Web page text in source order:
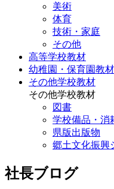
美術
体育
技術・家庭
その他
高等学校教材
幼稚園・保育園教材
その他学校教材
その他学校教材
図書
学校備品・消
県版出版物
郷土文化振興
社長ブログ